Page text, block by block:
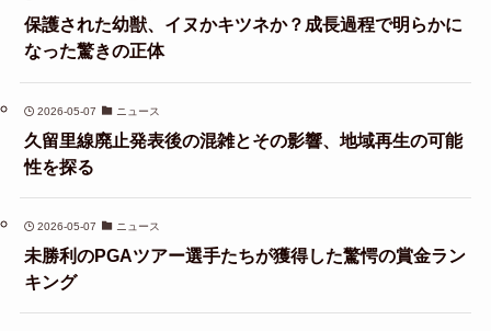
保護された幼獣、イヌかキツネか？成長過程で明らかに
なった驚きの正体
2026-05-07 ニュース
久留里線廃止発表後の混雑とその影響、地域再生の可能
性を探る
2026-05-07 ニュース
未勝利のPGAツアー選手たちが獲得した驚愕の賞金ラン
キング